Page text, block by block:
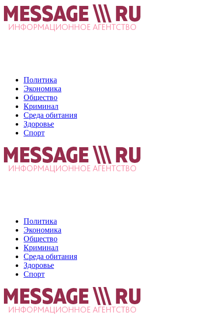
Политика
Экономика
Общество
Криминал
Среда обитания
Здоровье
Спорт
Политика
Экономика
Общество
Криминал
Среда обитания
Здоровье
Спорт